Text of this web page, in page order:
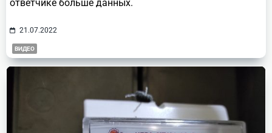
ответчике больше данных.
21.07.2022
ВИДЕО